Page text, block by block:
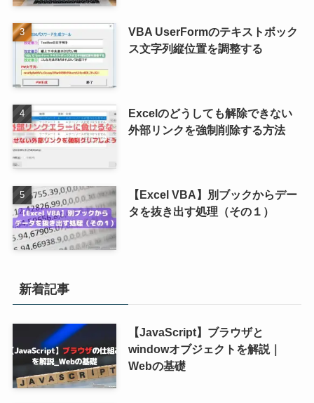
VBA UserFormのテキストボック
ス文字列縦位置を調整する
Excelのどうしても解除できない
外部リンクを強制削除する方法
【Excel VBA】別ブックからデー
タを抜き出す処理（その１）
新着記事
【JavaScript】ブラウザと
windowオブジェクトを解説｜
Webの基礎